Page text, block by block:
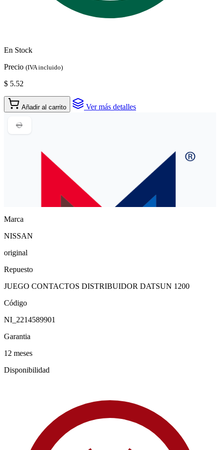
En Stock
Precio (IVA incluido)
$ 5.52
Añadir al carrito Ver más detalles
Marca
NISSAN
original
Repuesto
JUEGO CONTACTOS DISTRIBUIDOR DATSUN 1200
Código
NI_2214589901
Garantia
12 meses
Disponibilidad